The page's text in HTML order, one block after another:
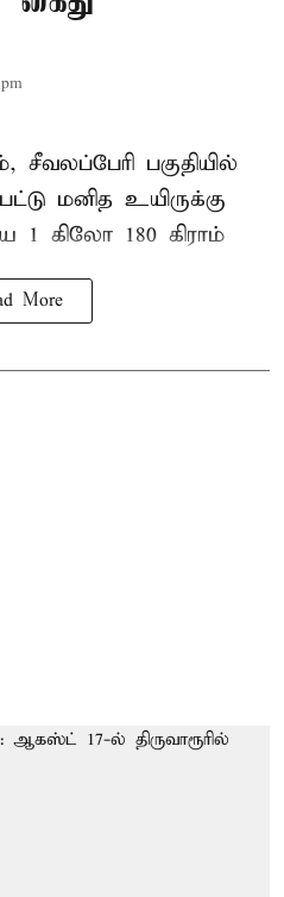
சீவலப்பேரி பகுதியில்
மனித உயிருக்கு
1 கிலோ 180 கிராம்
More